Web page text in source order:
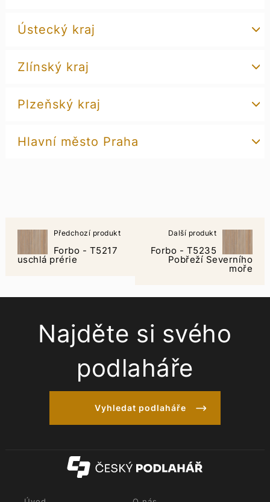
Ústecký kraj
Zlínský kraj
Plzeňský kraj
Hlavní město Praha
Předchozí produkt
Forbo - T5217
uschlá prérie
Další produkt
Forbo - T5235
Pobřeží Severního
moře
Najděte si svého
podlaháře
Vyhledat podlaháře